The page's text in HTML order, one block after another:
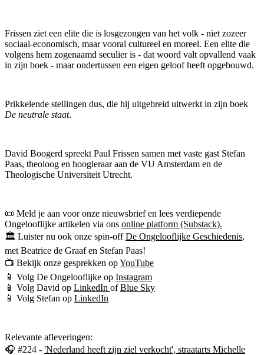
Frissen ziet een elite die is losgezongen van het volk - niet zozeer
sociaal-economisch, maar vooral cultureel en moreel. Een elite die
volgens hem zogenaamd seculier is - dat woord valt opvallend vaak
in zijn boek - maar ondertussen een eigen geloof heeft opgebouwd.
Prikkelende stellingen dus, die hij uitgebreid uitwerkt in zijn boek
De neutrale staat.
David Boogerd spreekt Paul Frissen samen met vaste gast Stefan
Paas, theoloog en hoogleraar aan de VU Amsterdam en de
Theologische Universiteit Utrecht.
📜 Meld je aan voor onze nieuwsbrief en lees verdiepende
Ongelooflijke artikelen via ons online platform (Substack).
🏛 Luister nu ook onze spin-offDe Ongelooflijke Geschiedenis,
met Beatrice de Graaf en Stefan Paas!
📺 Bekijk onze gesprekken opYouTube
📱 Volg De Ongelooflijke op Instagram
📱 Volg David op LinkedIn ofBlue Sky
📱 Volg Stefan op LinkedIn
Relevante afleveringen:
🎧 #224 - 'Nederland heeft zijn ziel verkocht', straatarts Michelle